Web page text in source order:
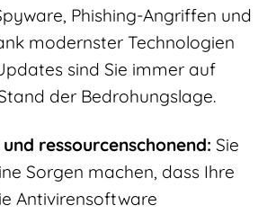
Phishing-Angriffen und
modernster Technologien
sind Sie immer auf
der Bedrohungslage.
ressourcenschonend: Sie
Sorgen machen, dass Ihre
Antivirensoftware